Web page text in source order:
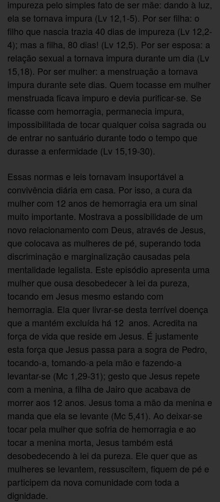
impureza pelo simples fato de ser mãe: dando à luz,
ela se tornava impura (Lv 12,1-5). Por ser filha: o
filho que nascia trazia 40 dias de impureza (Lv 12,2-
4); mas a filha, 80 dias! (Lv 12,5). Por ser esposa: a
relação sexual a tornava impura durante um dia (Lv
15,18). Por ser mulher: a menstruação a tornava
impura durante sete dias. Quem tocasse em mulher
menstruada ficava impuro e devia purificar-se. Se
ficasse com hemorragia, permanecia impura,
impossibilitada de tocar qualquer coisa sagrada ou
de entrar no santuário durante todo o tempo que
durasse a enfermidade (Lv 15,19-30).
Essas normas e leis tornavam insuportável a
convivência diária em casa. Por isso, a cura da
mulher com 12 anos de hemorragia era um sinal
muito importante. Mostrava a possibilidade de um
novo relacionamento com Deus, através de Jesus,
que colocava as mulheres de pé, superando toda
discriminação e marginalização causadas pela
mentalidade legalista. Este episódio apresenta uma
mulher que ousa desobedecer à lei da pureza,
tocando em Jesus mesmo estando com
hemorragia. Ela quer livrar-se desta terrível doença
que a mantém excluída há 12 anos. Acredita na
força de vida que reside em Jesus. É justamente
esta força que Jesus passa para a sogra de Pedro,
tocando-a, tomando-a pela mão e fazendo-a
levantar-se (Mc 1,29-31); gesto que Jesus repete
com a menina, a filha de Jairo que acabava de
morrer aos 12 anos. Jesus toma a mão da menina e
manda que ela se levante (Mc 5,41). Ao deixar-se
tocar pela mulher que sofria de hemorragia e ao
tocar a menina morta, Jesus também está
desobedecendo à lei da pureza. Ele quer que as
mulheres se levantem, ressuscitem, fiquem de pé e
participem da nova comunidade com toda a
dignidade.